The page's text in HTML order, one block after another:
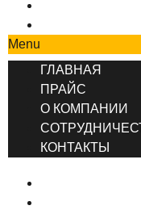
Menu
ГЛАВНАЯ
ПРАЙС
О КОМПАНИИ
КОНТАКТЫ